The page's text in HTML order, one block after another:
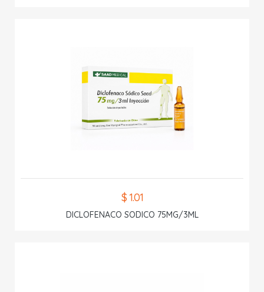
$ 1.01
DICLOFENACO SODICO 75MG/3ML